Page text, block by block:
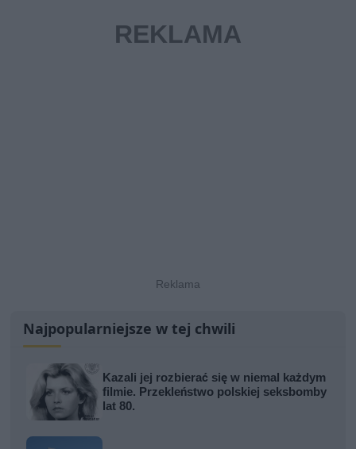
Najpopularniejsze w tej chwili
Kazali jej rozbierać się w niemal każdym
filmie. Przekleństwo polskiej seksbomby
lat 80.